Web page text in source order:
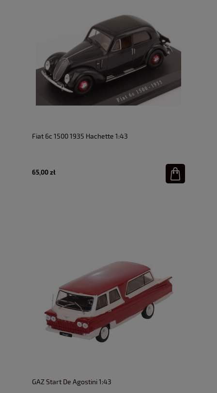
Fiat 6c 1500 1935 Hachette 1:43
65,00 zł
GAZ Start De Agostini 1:43